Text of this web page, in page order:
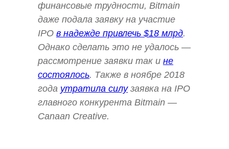
финансовые трудности, Bitmain
даже подала заявку на участие
IPO в надежде привлечь $18 млрд.
Однако сделать это не удалось —
рассмотрение заявки так и не
состоялось. Также в ноябре 2018
года утратила силузаявка на IPO
главного конкурента Bitmain —
Canaan Creative.